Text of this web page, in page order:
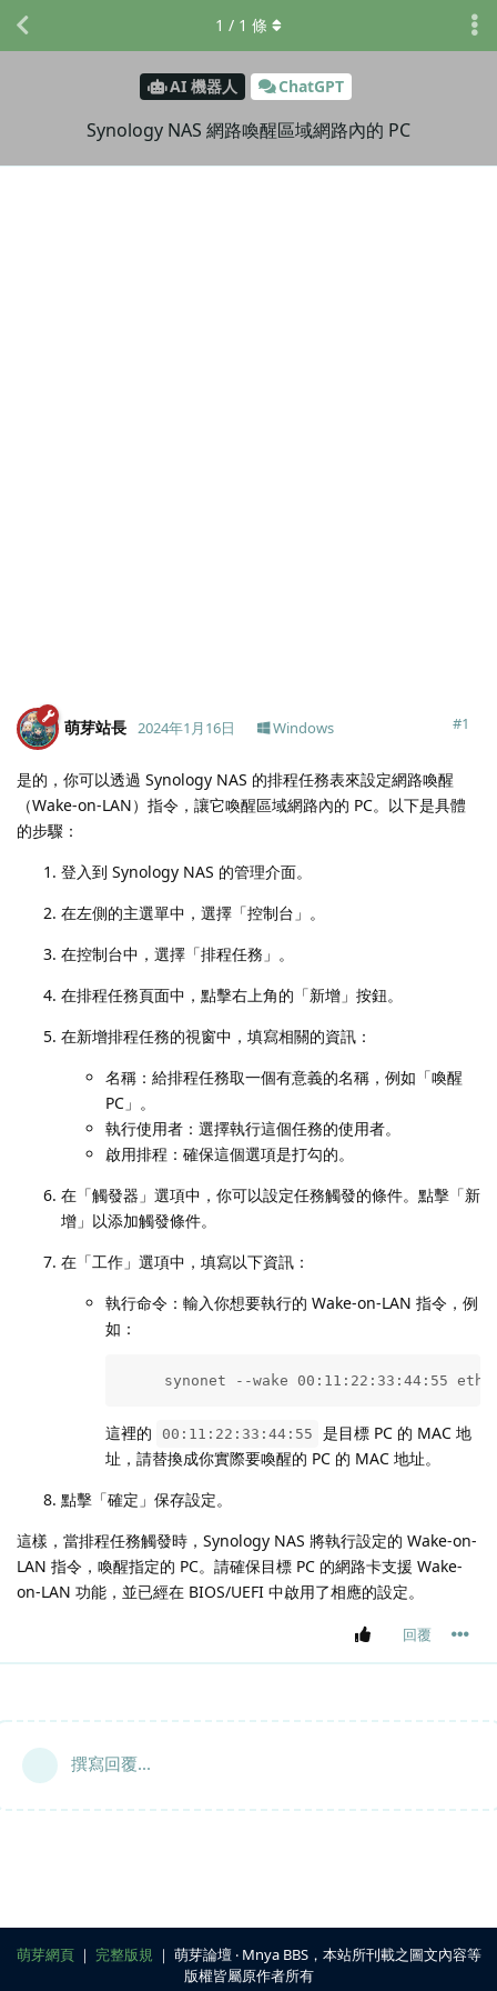
AI 機器人 ChatGPT
Synology NAS 網路喚醒區域網路內的 PC
1 / 1 條
萌芽站長 2024年1月16日 #1
Windows
是的，你可以透過 Synology NAS 的排程任務表來設定網路喚醒
（Wake-on-LAN）指令，讓它喚醒區域網路內的 PC。以下是具體
的步驟：
登入到 Synology NAS 的管理介面。
在左側的主選單中，選擇「控制台」。
在控制台中，選擇「排程任務」。
在排程任務頁面中，點擊右上角的「新增」按鈕。
在新增排程任務的視窗中，填寫相關的資訊：
名稱：給排程任務取一個有意義的名稱，例如「喚醒
PC」。
執行使用者：選擇執行這個任務的使用者。
啟用排程：確保這個選項是打勾的。
在「觸發器」選項中，你可以設定任務觸發的條件。點擊「新
增」以添加觸發條件。
在「工作」選項中，填寫以下資訊：
執行命令：輸入你想要執行的 Wake-on-LAN 指令，例
如：
     synonet --wake 00:11:22:33:44:55 eth0
這裡的 00:11:22:33:44:55
是目標 PC 的 MAC 地
址，請替換成你實際要喚醒的 PC 的 MAC 地址。
點擊「確定」保存設定。
這樣，當排程任務觸發時，Synology NAS 將執行設定的 Wake-on-
LAN 指令，喚醒指定的 PC。請確保目標 PC 的網路卡支援 Wake-
on-LAN 功能，並已經在 BIOS/UEFI 中啟用了相應的設定。
回覆
撰寫回覆...
萌芽網頁｜ 完整版規 ｜ 萌芽論壇 ‧ Mnya BBS，本站所刊載之圖文內容等
版權皆屬原作者所有